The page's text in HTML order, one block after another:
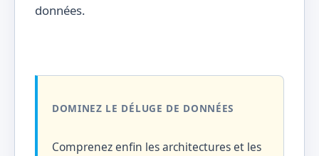
données.
DOMINEZ LE DÉLUGE DE DONNÉES
Comprenez enfin les architectures et les